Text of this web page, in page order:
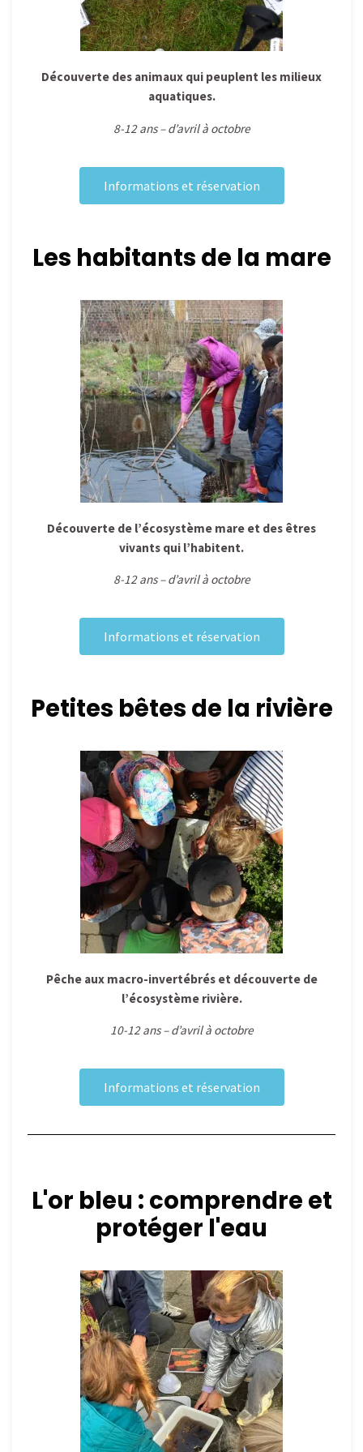
Découverte des animaux qui peuplent les milieux
aquatiques.
8-12 ans – d’avril à octobre
Informations et réservation
Les habitants de la mare
Découverte de l’écosystème mare et des êtres
vivants qui l’habitent.
8-12 ans – d’avril à octobre
Informations et réservation
Petites bêtes de la rivière
Pêche aux macro-invertébrés et découverte de
l’écosystème rivière.
10-12 ans – d’avril à octobre
Informations et réservation
L'or bleu : comprendre et
protéger l'eau